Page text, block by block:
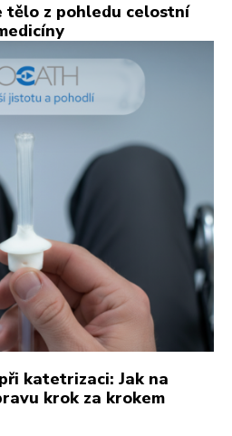
tělo z pohledu celostní
katetrizaci: Jak na
krok za krokem